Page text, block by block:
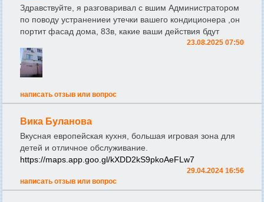
Здравствуйте, я разговаривал с вшим Администратором
по поводу устранениеи утечки вашего кондиционера ,он
портит фасад дома, 83в, какие ваши действия бдут
23.08.2025 07:50
написать отзыв или вопрос
Вика Буланова
Вкусная европейская кухня, большая игровая зона для
детей и отличное обслуживание.
https://maps.app.goo.gl/kXDD2kS9pkoAeFLw7
29.04.2024 16:56
написать отзыв или вопрос